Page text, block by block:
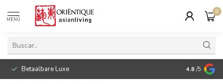
MENÚ
0
Betaalbare Luxe 4.8 /5